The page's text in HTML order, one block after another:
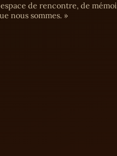
de rencontre, de
nous sommes. »